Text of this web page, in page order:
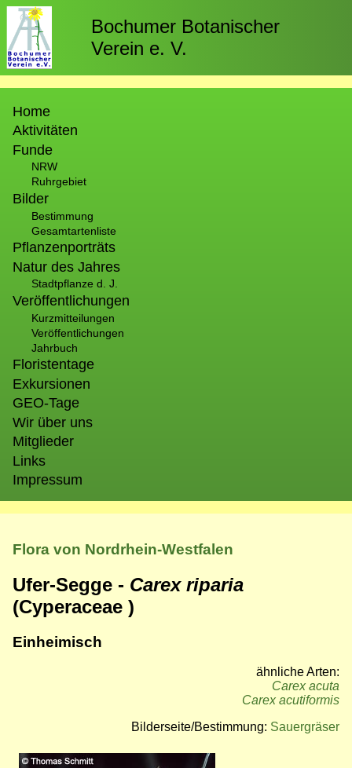
Direkt
zum
Inhalt
Bochumer Botanischer
Verein e. V.
Home
Aktivitäten
Funde
NRW
Ruhrgebiet
Bilder
Bestimmung
Gesamtartenliste
Pflanzenporträts
Natur des Jahres
Stadtpflanze d. J.
Veröffentlichungen
Kurzmitteilungen
Veröffentlichungen
Jahrbuch
Floristentage
Exkursionen
GEO-Tage
Wir über uns
Mitglieder
Links
Impressum
Flora von Nordrhein-Westfalen
Ufer-Segge - Carex riparia
(Cyperaceae )
Einheimisch
ähnliche Arten:
Carex acuta
Carex acutiformis
Bilderseite/Bestimmung: Sauergräser
Bild